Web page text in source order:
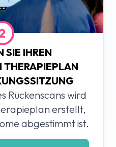
SIE IHREN
THERAPIEPLAN
Rückenscans wird
erstellt,
abgestimmt ist.